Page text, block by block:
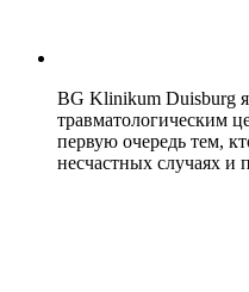
BG Klinikum Duisburg
травматологическим
первую очередь тем,
несчастных случаях и